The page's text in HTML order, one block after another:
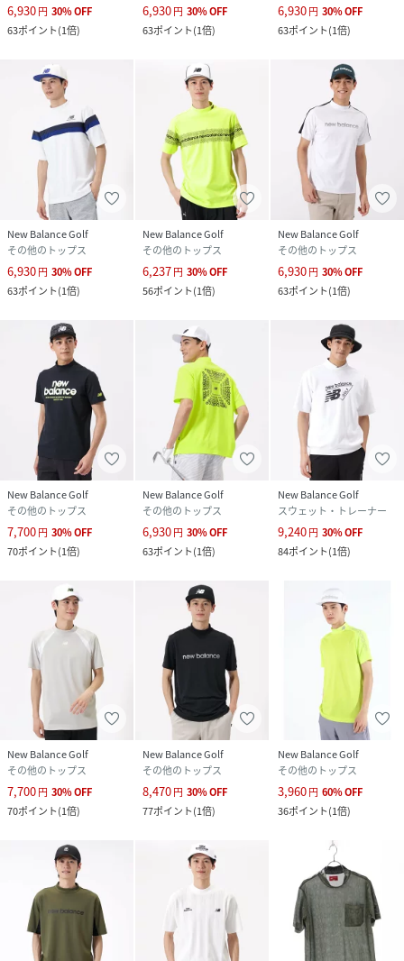
6,930円 30%OFF
63ポイント(1倍)
6,930円 30%OFF
63ポイント(1倍)
6,930円 30%OFF
63ポイント(1倍)
New Balance Golf
その他のトップス
6,930円 30%OFF
63ポイント(1倍)
New Balance Golf
その他のトップス
6,237円 30%OFF
56ポイント(1倍)
New Balance Golf
その他のトップス
6,930円 30%OFF
63ポイント(1倍)
New Balance Golf
その他のトップス
7,700円 30%OFF
70ポイント(1倍)
New Balance Golf
その他のトップス
6,930円 30%OFF
63ポイント(1倍)
New Balance Golf
スウェット・トレーナー
9,240円 30%OFF
84ポイント(1倍)
New Balance Golf
その他のトップス
7,700円 30%OFF
70ポイント(1倍)
New Balance Golf
その他のトップス
8,470円 30%OFF
77ポイント(1倍)
New Balance Golf
その他のトップス
3,960円 60%OFF
36ポイント(1倍)